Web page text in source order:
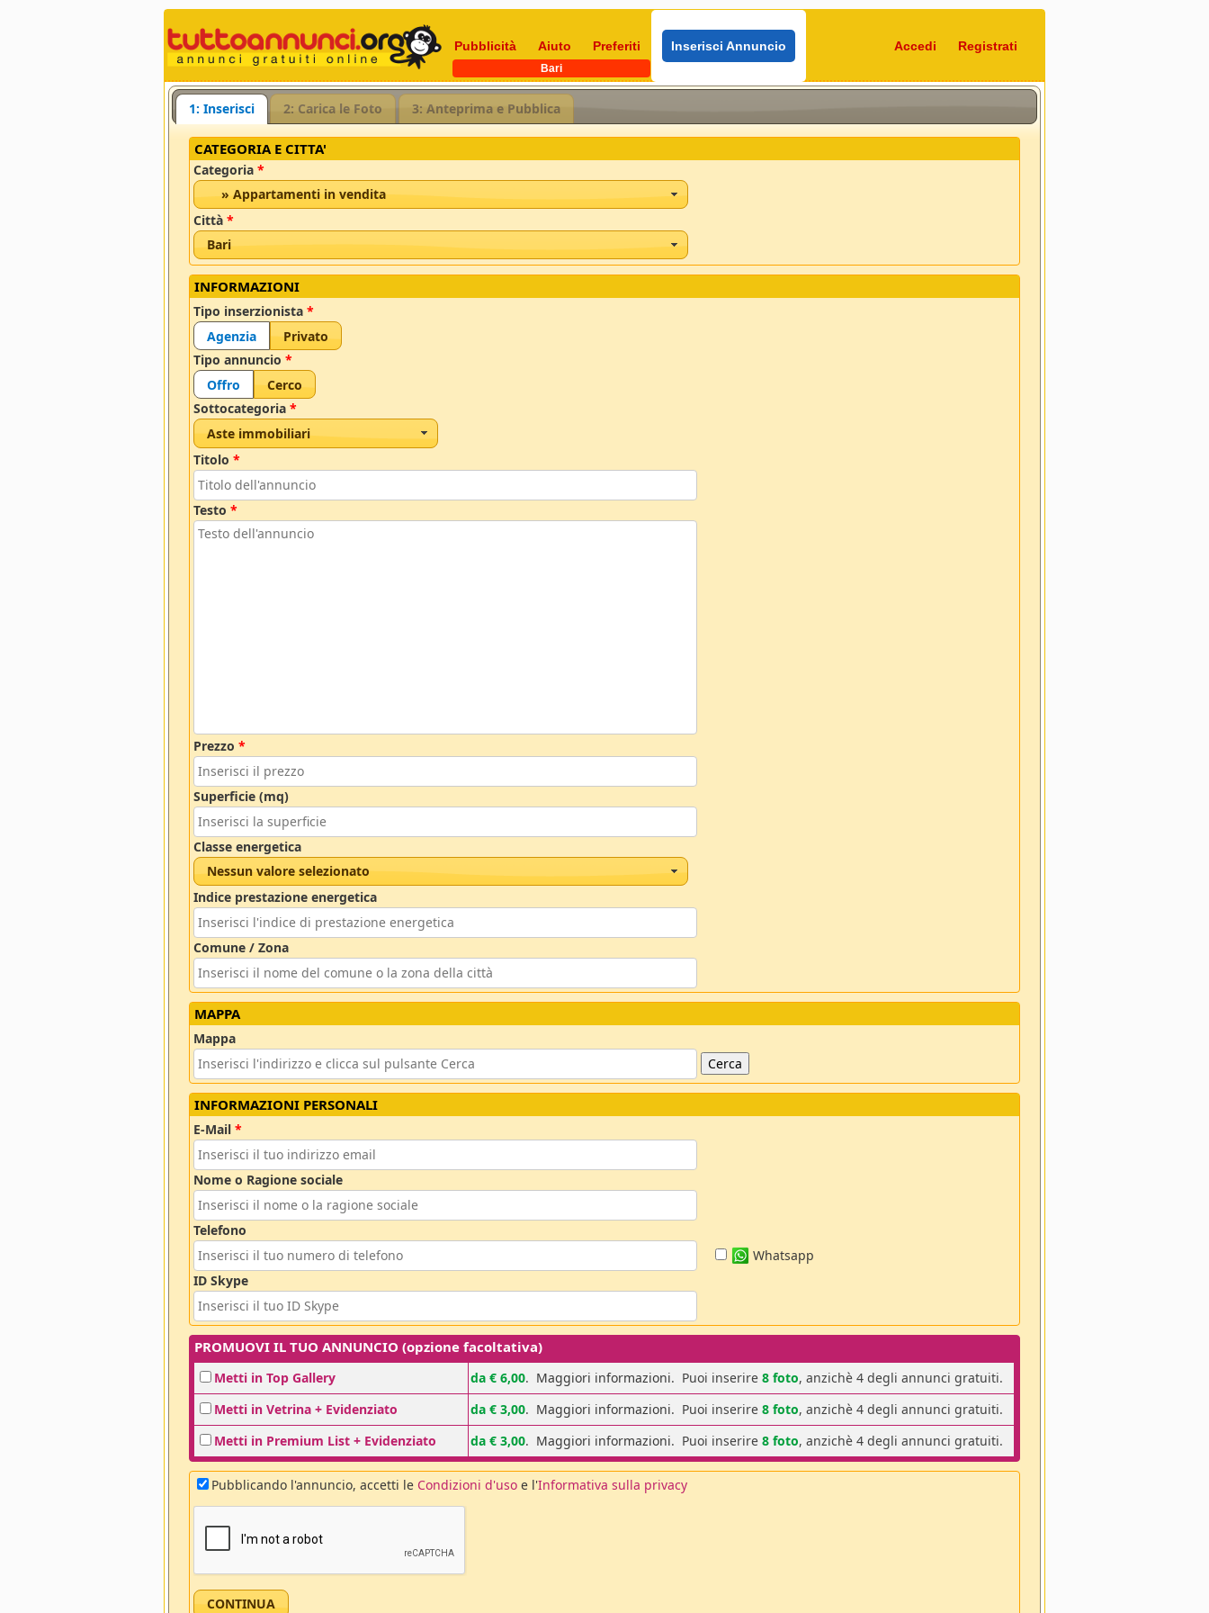
Pubblicità Aiuto Preferiti Inserisci Annuncio Accedi Registrati
Bari
1: Inserisci 2: Carica le Foto 3: Anteprima e Pubblica
CATEGORIA E CITTA'
Categoria*
» Appartamenti in vendita
Città*
Bari
INFORMAZIONI
Tipo inserzionista*
Agenzia
Privato
Tipo annuncio*
Offro
Cerco
Sottocategoria*
Aste immobiliari
Titolo*
Testo*
Prezzo*
Superficie (mq)
Classe energetica
Nessun valore selezionato
Indice prestazione energetica
Comune / Zona
MAPPA
Mappa
INFORMAZIONI PERSONALI
E-Mail*
Nome o Ragione sociale
Telefono
Whatsapp
ID Skype
PROMUOVI IL TUO ANNUNCIO (opzione facoltativa)
Metti in Top Gallery da € 6,00. Maggiori informazioni. Puoi inserire8 foto, anzichè 4 degli annunci gratuiti.
Metti in Vetrina + Evidenziato
da € 3,00. Maggiori informazioni. Puoi inserire8 foto, anzichè 4 degli annunci gratuiti.
Metti in Premium List + Evidenziato
da € 3,00. Maggiori informazioni. Puoi inserire8 foto, anzichè 4 degli annunci gratuiti.
Pubblicando l'annuncio, accetti le Condizioni d'uso e l'Informativa sulla privacy